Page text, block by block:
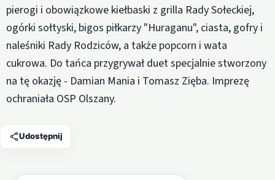
pierogi i obowiązkowe kiełbaski z grilla Rady Sołeckiej,
ogórki sołtyski, bigos piłkarzy "Huraganu", ciasta, gofry i
naleśniki Rady Rodziców, a także popcorn i wata
cukrowa. Do tańca przygrywał duet specjalnie stworzony
na tę okazję - Damian Mania i Tomasz Zięba. Imprezę
ochraniała OSP Olszany.
Udostępnij